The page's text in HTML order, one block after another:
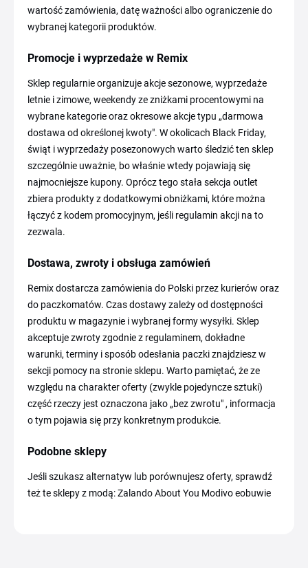
wartość zamówienia, datę ważności albo ograniczenie do
wybranej kategorii produktów.
Promocje i wyprzedaże w Remix
Sklep regularnie organizuje akcje sezonowe, wyprzedaże
letnie i zimowe, weekendy ze zniżkami procentowymi na
wybrane kategorie oraz okresowe akcje typu „darmowa
dostawa od określonej kwoty". W okolicach Black Friday,
świąt i wyprzedaży posezonowych warto śledzić ten sklep
szczególnie uważnie, bo właśnie wtedy pojawiają się
najmocniejsze kupony. Oprócz tego stała sekcja outlet
zbiera produkty z dodatkowymi obniżkami, które można
łączyć z kodem promocyjnym, jeśli regulamin akcji na to
zezwala.
Dostawa, zwroty i obsługa zamówień
Remix dostarcza zamówienia do Polski przez kurierów oraz
do paczkomatów. Czas dostawy zależy od dostępności
produktu w magazynie i wybranej formy wysyłki. Sklep
akceptuje zwroty zgodnie z regulaminem, dokładne
warunki, terminy i sposób odesłania paczki znajdziesz w
sekcji pomocy na stronie sklepu. Warto pamiętać, że ze
względu na charakter oferty (zwykle pojedyncze sztuki)
część rzeczy jest oznaczona jako „bez zwrotu" , informacja
o tym pojawia się przy konkretnym produkcie.
Podobne sklepy
Jeśli szukasz alternatyw lub porównujesz oferty, sprawdź
też te sklepy z modą: Zalando About You Modivo eobuwie